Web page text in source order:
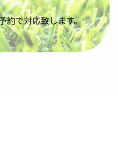
約で対応致します。